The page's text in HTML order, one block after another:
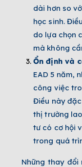
dài hơn so
học sinh.
do lựa chọn
mà không
Ổn định và
EAD 5 năm,
công việc
Điều này
thị trường
tư có cơ hội
trong quá
Những thay đổi